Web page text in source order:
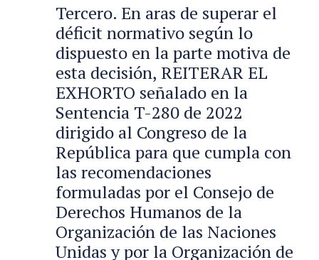
Tercero. En aras de superar el
déficit normativo según lo
dispuesto en la parte motiva de
esta decisión, REITERAR EL
EXHORTO señalado en la
Sentencia T-280 de 2022
dirigido al Congreso de la
República para que cumpla con
las recomendaciones
formuladas por el Consejo de
Derechos Humanos de la
Organización de las Naciones
Unidas y por la Organización de